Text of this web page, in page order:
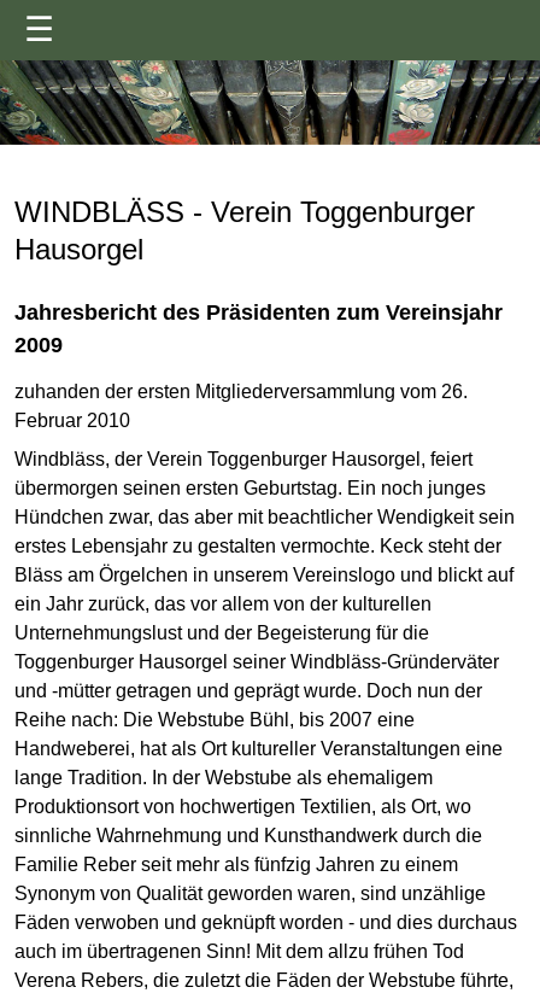
☰
WINDBLÄSS - Verein Toggenburger
Hausorgel
Jahresbericht des Präsidenten zum Vereinsjahr
2009
zuhanden der ersten Mitgliederversammlung vom 26.
Februar 2010
Windbläss, der Verein Toggenburger Hausorgel, feiert
übermorgen seinen ersten Geburtstag. Ein noch junges
Hündchen zwar, das aber mit beachtlicher Wendigkeit sein
erstes Lebensjahr zu gestalten vermochte. Keck steht der
Bläss am Örgelchen in unserem Vereinslogo und blickt auf
ein Jahr zurück, das vor allem von der kulturellen
Unternehmungslust und der Begeisterung für die
Toggenburger Hausorgel seiner Windbläss-Gründerväter
und -mütter getragen und geprägt wurde. Doch nun der
Reihe nach: Die Webstube Bühl, bis 2007 eine
Handweberei, hat als Ort kultureller Veranstaltungen eine
lange Tradition. In der Webstube als ehemaligem
Produktionsort von hochwertigen Textilien, als Ort, wo
sinnliche Wahrnehmung und Kunsthandwerk durch die
Familie Reber seit mehr als fünfzig Jahren zu einem
Synonym von Qualität geworden waren, sind unzählige
Fäden verwoben und geknüpft worden - und dies durchaus
auch im übertragenen Sinn! Mit dem allzu frühen Tod
Verena Rebers, die zuletzt die Fäden der Webstube führte,